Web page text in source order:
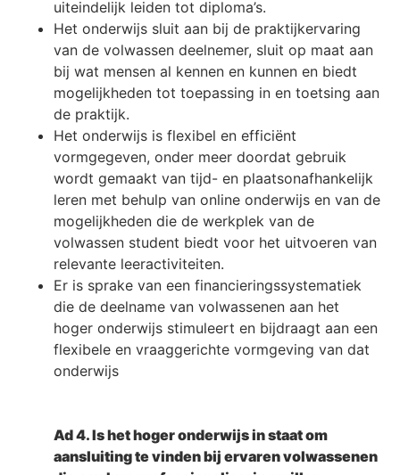
uiteindelijk leiden tot diploma’s.
Het onderwijs sluit aan bij de praktijkervaring
van de volwassen deelnemer, sluit op maat aan
bij wat mensen al kennen en kunnen en biedt
mogelijkheden tot toepassing in en toetsing aan
de praktijk.
Het onderwijs is flexibel en efficiënt
vormgegeven, onder meer doordat gebruik
wordt gemaakt van tijd- en plaatsonafhankelijk
leren met behulp van online onderwijs en van de
mogelijkheden die de werkplek van de
volwassen student biedt voor het uitvoeren van
relevante leeractiviteiten.
Er is sprake van een financieringssystematiek
die de deelname van volwassenen aan het
hoger onderwijs stimuleert en bijdraagt aan een
flexibele en vraaggerichte vormgeving van dat
onderwijs
Ad 4. Is het hoger onderwijs in staat om
aansluiting te vinden bij ervaren volwassenen